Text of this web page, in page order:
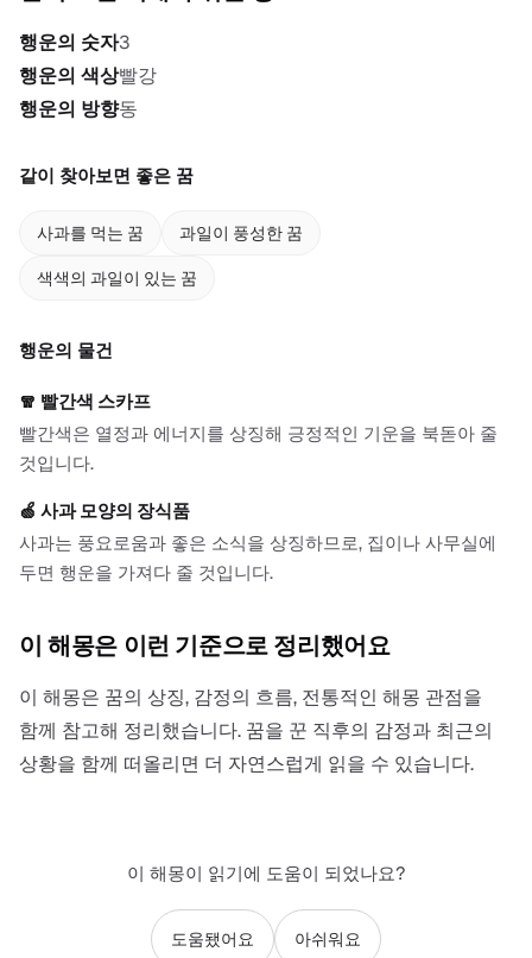
행운의 숫자3
행운의 색상빨강
행운의 방향동
같이 찾아보면 좋은 꿈
사과를 먹는 꿈 과일이 풍성한 꿈
색색의 과일이 있는 꿈
행운의 물건
🧣 빨간색 스카프
빨간색은 열정과 에너지를 상징해 긍정적인 기운을 북돋아 줄
것입니다.
🍏 사과 모양의 장식품
사과는 풍요로움과 좋은 소식을 상징하므로, 집이나 사무실에
두면 행운을 가져다 줄 것입니다.
이 해몽은 이런 기준으로 정리했어요
이 해몽은 꿈의 상징, 감정의 흐름, 전통적인 해몽 관점을
함께 참고해 정리했습니다. 꿈을 꾼 직후의 감정과 최근의
상황을 함께 떠올리면 더 자연스럽게 읽을 수 있습니다.
이 해몽이 읽기에 도움이 되었나요?
도움됐어요 아쉬워요